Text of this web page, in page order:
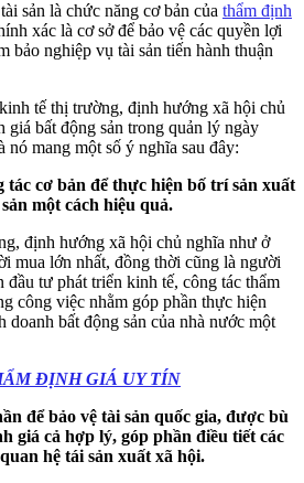
sản là chức năng cơ bản của thẩm định
xác là cơ sở để bảo vệ các quyền lợi
bảo nghiệp vụ tài sản tiến hành thuận
tế thị trường, định hướng xã hội chủ
giá bất động sản trong quản lý ngày
mang một số ý nghĩa sau đây:
tác cơ bản để thực hiện bố trí sản xuất
một cách hiệu quả.
định hướng xã hội chủ nghĩa như ở
mua lớn nhất, đồng thời cũng là người
tư phát triển kinh tế, công tác thẩm
công việc nhằm góp phần thực hiện
doanh bất động sản của nhà nước một
ĐỊNH GIÁ UY TÍN
để bảo vệ tài sản quốc gia, được bù
giá cả hợp lý, góp phần điều tiết các
hệ tái sản xuất xã hội.